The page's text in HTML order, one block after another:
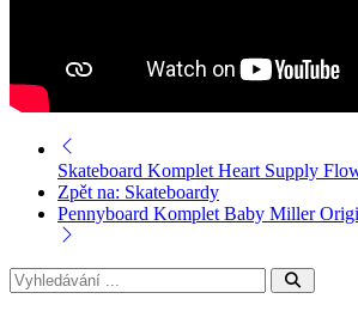
Skateboard Komplet Heart Supply
Zpět na: Skateboardy
Pennyboard Komplet Baby Miller